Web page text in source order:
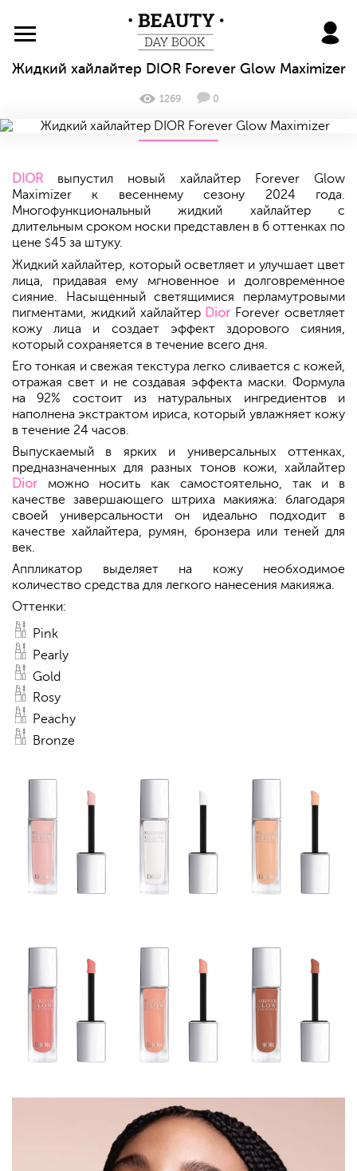
BeautyDayBook
Жидкий хайлайтер DIOR Forever Glow Maximizer
1269 0
DIOR выпустил новый хайлайтер Forever Glow
Maximizer к весеннему сезону 2024 года.
Многофункциональный жидкий хайлайтер с
длительным сроком носки представлен в 6 оттенках по
цене $45 за штуку.
Жидкий хайлайтер, который осветляет и улучшает цвет
лица, придавая ему мгновенное и долговременное
сияние. Насыщенный светящимися перламутровыми
пигментами, жидкий хайлайтер Dior Forever осветляет
кожу лица и создает эффект здорового сияния,
который сохраняется в течение всего дня.
Его тонкая и свежая текстура легко сливается с кожей,
отражая свет и не создавая эффекта маски. Формула
на 92% состоит из натуральных ингредиентов и
наполнена экстрактом ириса, который увлажняет кожу
в течение 24 часов.
Выпускаемый в ярких и универсальных оттенках,
предназначенных для разных тонов кожи, хайлайтер
Dior можно носить как самостоятельно, так и в
качестве завершающего штриха макияжа: благодаря
своей универсальности он идеально подходит в
качестве хайлайтера, румян, бронзера или теней для
век.
Аппликатор выделяет на кожу необходимое
количество средства для легкого нанесения макияжа.
Оттенки:
Pink
Pearly
Gold
Rosy
Peachy
Bronze